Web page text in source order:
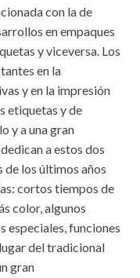
con la de
en empaques
y viceversa. Los
en la
y en la impresión
etiquetas y de
y a una gran
a estos dos
los últimos años
cortos tiempos de
color, algunos
especiales, funciones
del tradicional
gran